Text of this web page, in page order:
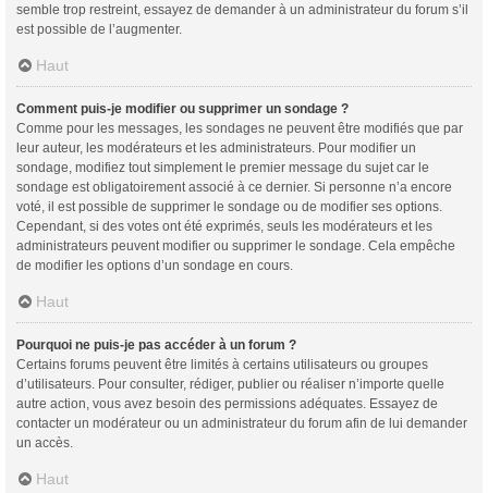
semble trop restreint, essayez de demander à un administrateur du forum s’il
est possible de l’augmenter.
Haut
Comment puis-je modifier ou supprimer un sondage ?
Comme pour les messages, les sondages ne peuvent être modifiés que par
leur auteur, les modérateurs et les administrateurs. Pour modifier un
sondage, modifiez tout simplement le premier message du sujet car le
sondage est obligatoirement associé à ce dernier. Si personne n’a encore
voté, il est possible de supprimer le sondage ou de modifier ses options.
Cependant, si des votes ont été exprimés, seuls les modérateurs et les
administrateurs peuvent modifier ou supprimer le sondage. Cela empêche
de modifier les options d’un sondage en cours.
Haut
Pourquoi ne puis-je pas accéder à un forum ?
Certains forums peuvent être limités à certains utilisateurs ou groupes
d’utilisateurs. Pour consulter, rédiger, publier ou réaliser n’importe quelle
autre action, vous avez besoin des permissions adéquates. Essayez de
contacter un modérateur ou un administrateur du forum afin de lui demander
un accès.
Haut